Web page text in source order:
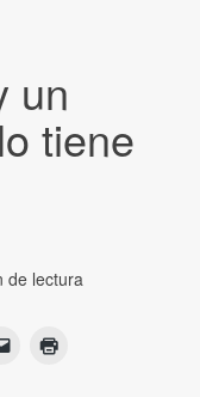
un
tiene
de lectura